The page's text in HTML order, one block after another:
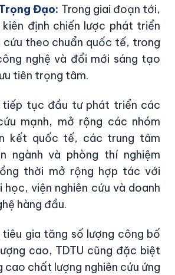
Đạo: Trong giai đoạn tới,
định chiến lược phát triển
cứu theo chuẩn quốc tế, trong
nghệ và đổi mới sáng tạo
tiên trọng tâm.
tiếp tục đầu tư phát triển các
mạnh, mở rộng các nhóm
kết quốc tế, các trung tâm
ngành và phòng thí nghiệm
thời mở rộng hợp tác với
viện nghiên cứu và doanh
hàng đầu.
tiêu gia tăng số lượng công bố
cao, TDTU cũng đặc biệt
cao chất lượng nghiên cứu ứng